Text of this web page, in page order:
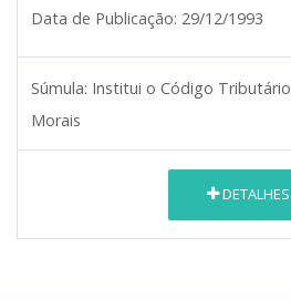
Data de Publicação: 29/12/1993
Súmula: Institui o Código
Morais
DETALHES